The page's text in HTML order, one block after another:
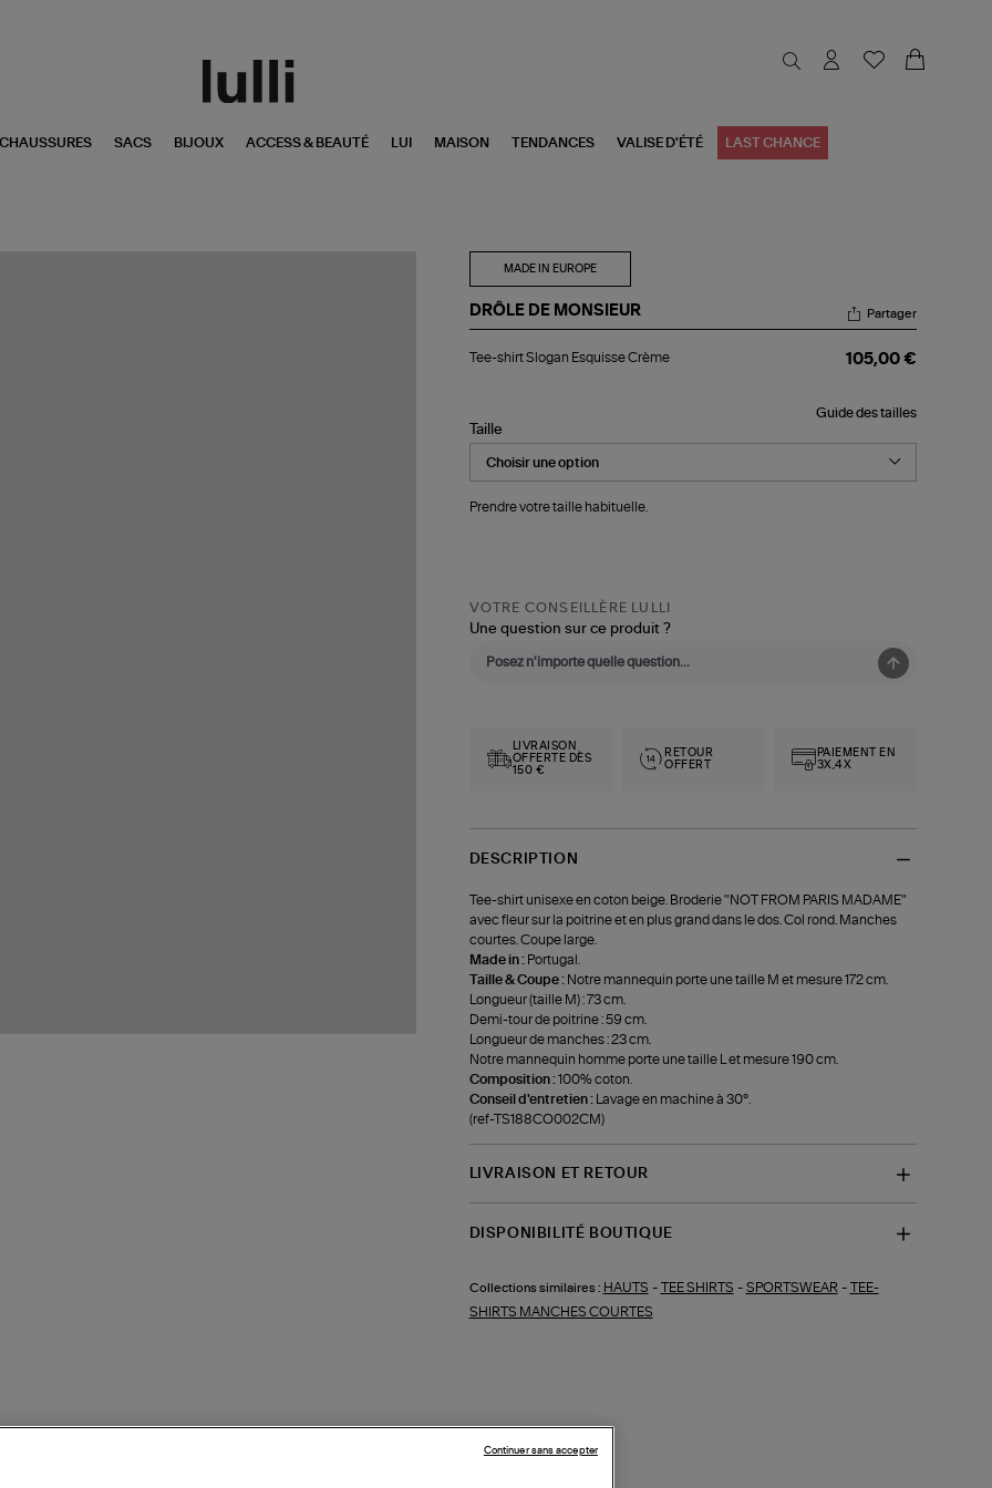
CHAUSSURES SACS BIJOUX ACCESS & BEAUTÉ LUI MAISON TENDANCES VALISE D'ÉTÉ LAST CHANCE
MADE IN EUROPE
DRÔLE DE MONSIEUR
shirt
Partager
Tee-shirt Slogan Esquisse Crème 105,00 €
Guide des tailles
Taille
Prendre votre taille habituelle.
VOTRE CONSEILLÈRE LULLI
Une question sur ce produit ?
LIVRAISON
OFFERTE DÈS
150 €
RETOUR
OFFERT
PAIEMENT EN
3X,4X
DESCRIPTION
Tee-shirt unisexe en coton beige. Broderie "NOT FROM PARIS MADAME"
avec fleur sur la poitrine et en plus grand dans le dos. Col rond. Manches
courtes. Coupe large.
Made in : Portugal.
Taille & Coupe : Notre mannequin porte une taille M et mesure 172 cm.
Longueur (taille M) : 73 cm.
Demi-tour de poitrine : 59 cm.
Longueur de manches : 23 cm.
Notre mannequin homme porte une taille L et mesure 190 cm.
Composition :100% coton.
Conseil d'entretien :
Lavage en machine à 30°.
(ref-TS188CO002CM)
LIVRAISON ET RETOUR
DISPONIBILITÉ BOUTIQUE
Collections similaires : HAUTS - TEE SHIRTS - SPORTSWEAR- TEE-
SHIRTS MANCHES COURTES
Continuer sans accepter